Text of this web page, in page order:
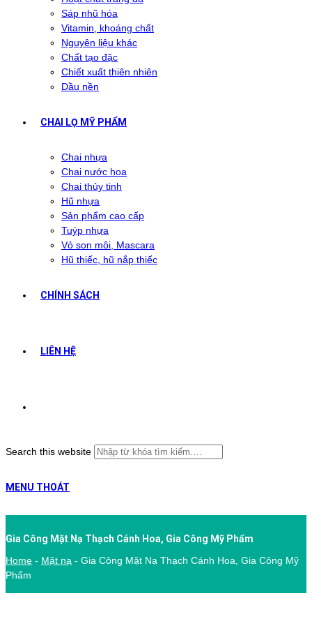
Sáp nhũ hóa
Vitamin, khoáng chất
Nguyên liệu khác
Chất tạo đặc
Chiết xuất thiên nhiên
Dầu nền
CHAI LỌ MỸ PHẨM
Chai nhựa
Chai nước hoa
Chai thủy tinh
Hũ nhựa
Sản phẩm cao cấp
Tuýp nhựa
Vỏ son môi, Mascara
Hũ thiếc, hũ nắp thiếc
CHÍNH SÁCH
LIÊN HỆ
Search this website
MENU THOÁT
Gia Công Mặt Nạ Thạch Cánh Hoa, Gia Công Mỹ Phẩm
Home - Mặt nạ - Gia Công Mặt Nạ Thạch Cánh Hoa, Gia Công Mỹ
Phẩm